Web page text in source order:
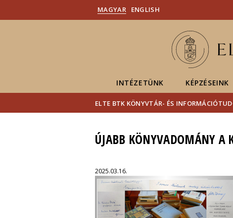
MAGYAR ENGLISH
INTÉZETÜNK KÉPZÉSEINK
ELTE BTK KÖNYVTÁR- ÉS
ÚJABB KÖNYVADOMÁNY A
2025.03.16.